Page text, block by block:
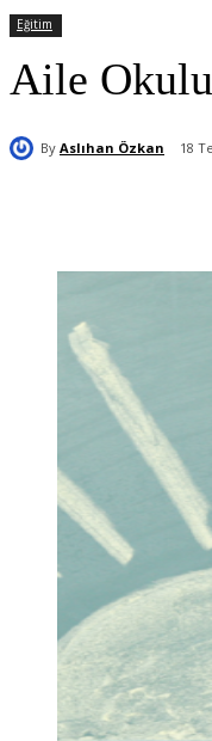
Eğitim
Aile
By Aslıhan Özkan 18